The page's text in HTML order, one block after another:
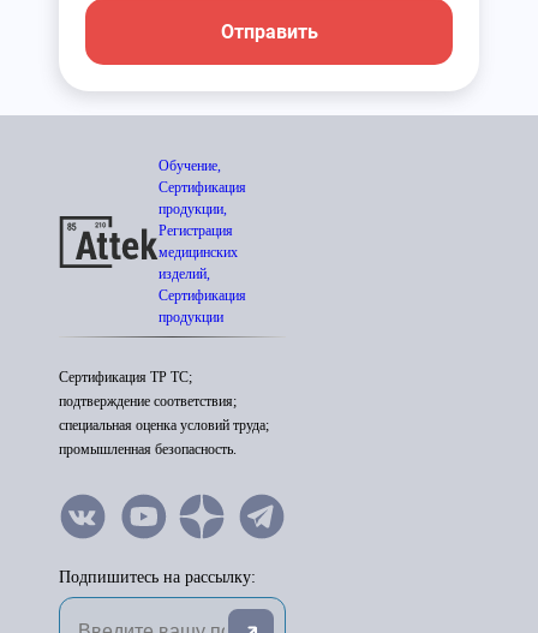
Отправить
Обучение,
Сертификация
продукции,
Регистрация
медицинских
изделий,
Сертификация
продукции
Сертификация ТР ТС;
подтверждение соответствия;
специальная оценка условий труда;
промышленная безопасность.
Подпишитесь на рассылку: